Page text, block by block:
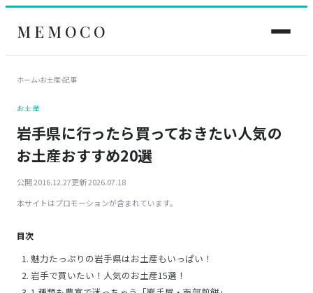
MEMOCO
ホーム›お土産›記事
お土産
岩手県に行ったら買っておきたい人気の
お土産おすすめ20選
公開 2016.12.27更新 2026.07.18
本サイトはプロモーションが含まれています。
目次
魅力たっぷりの岩手県はお土産もいっぱい！
岩手で買いたい！人気のお土産15選！